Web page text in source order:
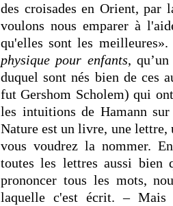
des croisades en Orient, par
voulons nous emparer à
qu'elles sont les
physique pour enfants,
duquel sont nés bien de ces
fut Gershom Scholem) qui
les intuitions de Hamann
Nature est un livre, une
vous voudrez la nommer.
toutes les lettres aussi bien
prononcer tous les mots,
laquelle c'est écrit. –